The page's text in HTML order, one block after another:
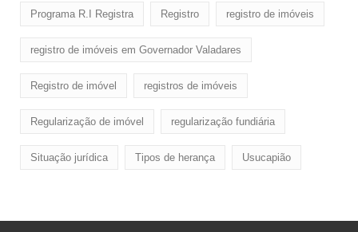
Programa R.I Registra Registro registro de imóveis
registro de imóveis em Governador Valadares
Registro de imóvel registros de imóveis
Regularização de imóvel regularização fundiária
Situação jurídica Tipos de herança Usucapião